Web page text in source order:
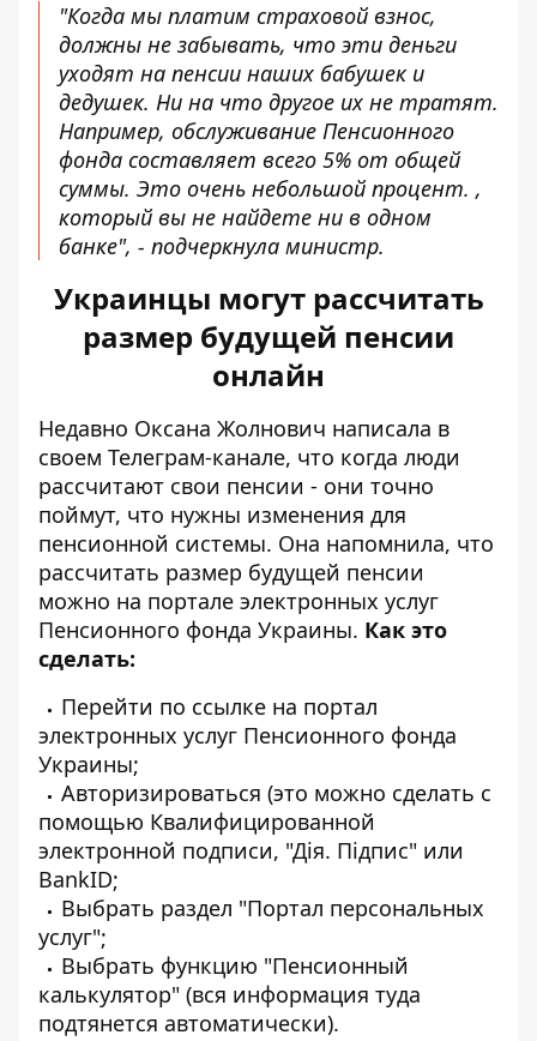
"Когда мы платим страховой взнос,
должны не забывать, что эти деньги
уходят на пенсии наших бабушек и
дедушек. Ни на что другое их не тратят.
Например, обслуживание Пенсионного
фонда составляет всего 5% от общей
суммы. Это очень небольшой процент. ,
который вы не найдете ни в одном
банке", - подчеркнула министр.
Украинцы могут рассчитать
размер будущей пенсии
онлайн
Недавно Оксана Жолнович написала в
своем Телеграм-канале, что когда люди
рассчитают свои пенсии - они точно
поймут, что нужны изменения для
пенсионной системы. Она напомнила, что
рассчитать размер будущей пенсии
можно на портале электронных услуг
Пенсионного фонда Украины. Как это
сделать:
Перейти по ссылке на портал
электронных услуг Пенсионного фонда
Украины;
Авторизироваться (это можно сделать с
помощью Квалифицированной
электронной подписи, "Дія. Підпис" или
BankID;
Выбрать раздел "Портал персональных
услуг";
Выбрать функцию "Пенсионный
калькулятор" (вся информация туда
подтянется автоматически).